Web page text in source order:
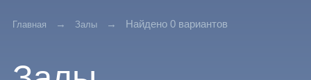
Главная Залы Найдено 0 вариантов